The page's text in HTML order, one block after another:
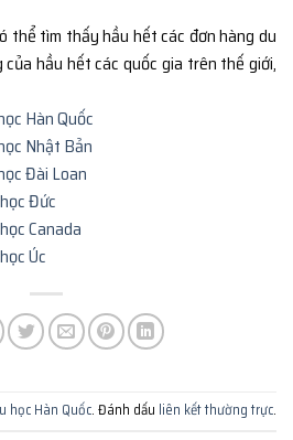
thể tìm thấy hầu hết các đơn hàng du
hầu hết các quốc gia trên thế giới,
Hàn Quốc
Nhật Bản
Đài Loan
Đức
Canada
Úc
học Hàn Quốc. Đánh dấu liên kết thường trực.